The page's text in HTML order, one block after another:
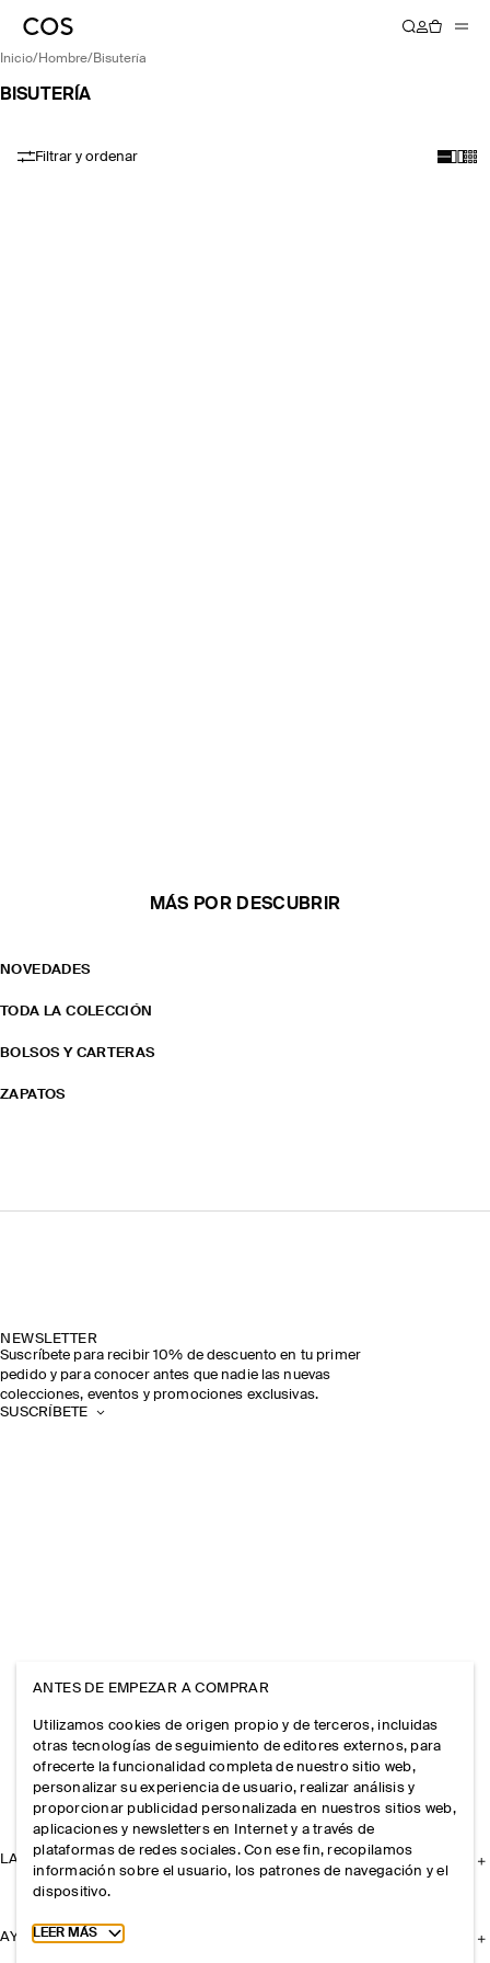
inicio/ hombre/ bisutería
BISUTERÍA
Filtrar y ordenar
MÁS POR DESCUBRIR
NOVEDADES
TODA LA COLECCIÓN
BOLSOS Y CARTERAS
ZAPATOS
NEWSLETTER
Suscríbete para recibir 10% de descuento en tu primer
pedido y para conocer antes que nadie las nuevas
colecciones, eventos y promociones exclusivas.
SUSCRÍBETE
LA EMPRESA
AYUDA
ANTES DE EMPEZAR A COMPRAR
Utilizamos cookies de origen propio y de terceros, incluidas
otras tecnologías de seguimiento de editores externos, para
ofrecerte la funcionalidad completa de nuestro sitio web,
personalizar su experiencia de usuario, realizar análisis y
proporcionar publicidad personalizada en nuestros sitios web,
aplicaciones y newsletters en Internet y a través de
plataformas de redes sociales. Con ese fin, recopilamos
información sobre el usuario, los patrones de navegación y el
dispositivo.
Toggle more cookie information
LEER MÁS